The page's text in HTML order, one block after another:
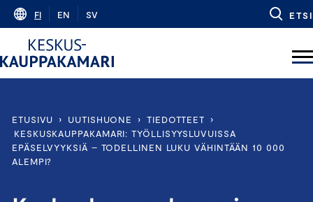
Skip
content
FI EN SV ETSI
ETUSIVU › UUTISHUONE › TIEDOTTEET
›
KESKUSKAUPPAKAMARI: TYÖLLISYYSLUVUISSA
EPÄSELVYYKSIÄ – TODELLINEN LUKU VÄHINTÄÄN 10 000
ALEMPI?